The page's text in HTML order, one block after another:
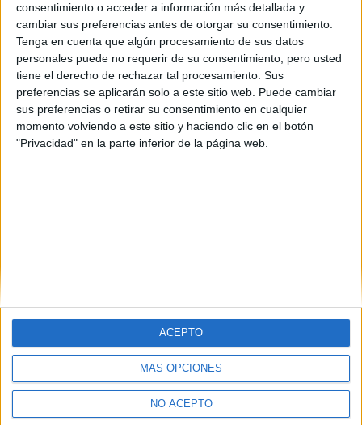
consentimiento o acceder a información más detallada y
cambiar sus preferencias antes de otorgar su consentimiento.
Tenga en cuenta que algún procesamiento de sus datos
personales puede no requerir de su consentimiento, pero usted
tiene el derecho de rechazar tal procesamiento. Sus
preferencias se aplicarán solo a este sitio web. Puede cambiar
sus preferencias o retirar su consentimiento en cualquier
momento volviendo a este sitio y haciendo clic en el botón
"Privacidad" en la parte inferior de la página web.
MÁS OPCIONES
NO ACEPTO
ACEPTO
Quiénes somos|Contactar|Anúnciate
Aviso legal
Politica de privacidad|Condiciones generales
Política
de cookies